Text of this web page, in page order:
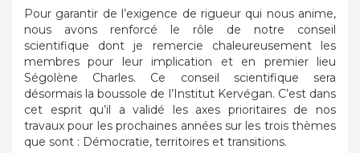
Pour garantir de l’exigence de rigueur qui nous anime,
nous avons renforcé le rôle de notre conseil
scientifique dont je remercie chaleureusement les
membres pour leur implication et en premier lieu
Ségolène Charles. Ce conseil scientifique sera
désormais la boussole de l’Institut Kervégan. C’est dans
cet esprit qu’il a validé les axes prioritaires de nos
travaux pour les prochaines années sur les trois thèmes
que sont : Démocratie, territoires et transitions.